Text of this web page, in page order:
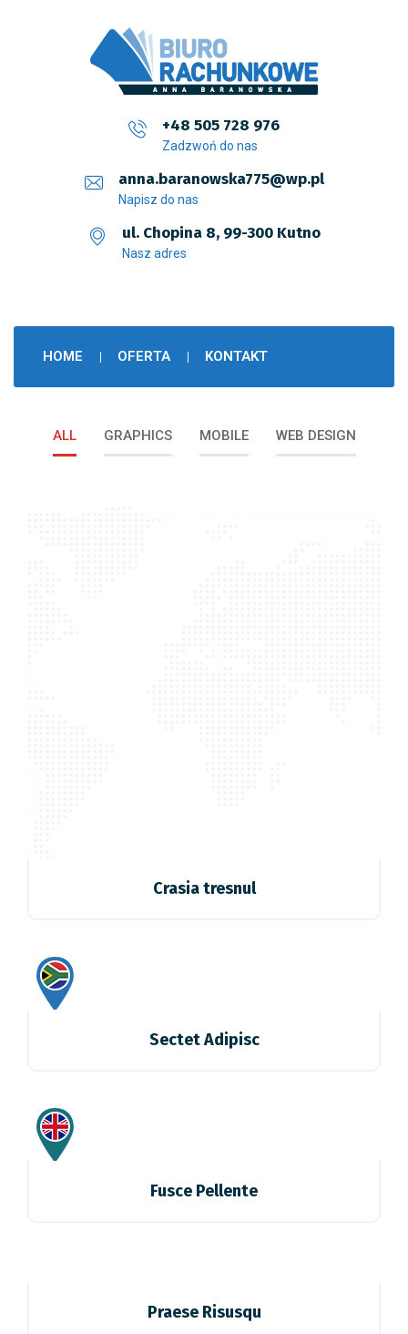
+48 505 728 976
Zadzwoń do nas
anna.baranowska775@wp.pl
Napisz do nas
ul. Chopina 8, 99-300 Kutno
Nasz adres
HOME OFERTA KONTAKT
ALL GRAPHICS MOBILE WEB DESIGN
Crasia tresnul
Sectet Adipisc
Fusce Pellente
Praese Risusqu